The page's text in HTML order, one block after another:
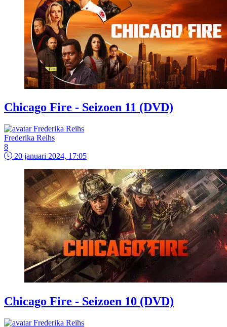
Chicago Fire - Seizoen 11 (DVD)
Frederika Reihs
8
20 januari 2024, 17:05
Chicago Fire - Seizoen 10 (DVD)